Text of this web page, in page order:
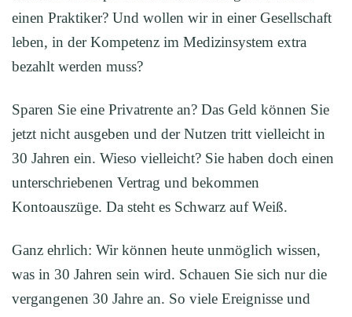
einen Praktiker? Und wollen wir in einer Gesellschaft
leben, in der Kompetenz im Medizinsystem extra
bezahlt werden muss?
Sparen Sie eine Privatrente an? Das Geld können Sie
jetzt nicht ausgeben und der Nutzen tritt vielleicht in
30 Jahren ein. Wieso vielleicht? Sie haben doch einen
unterschriebenen Vertrag und bekommen
Kontoauszüge. Da steht es Schwarz auf Weiß.
Ganz ehrlich: Wir können heute unmöglich wissen,
was in 30 Jahren sein wird. Schauen Sie sich nur die
vergangenen 30 Jahre an. So viele Ereignisse und